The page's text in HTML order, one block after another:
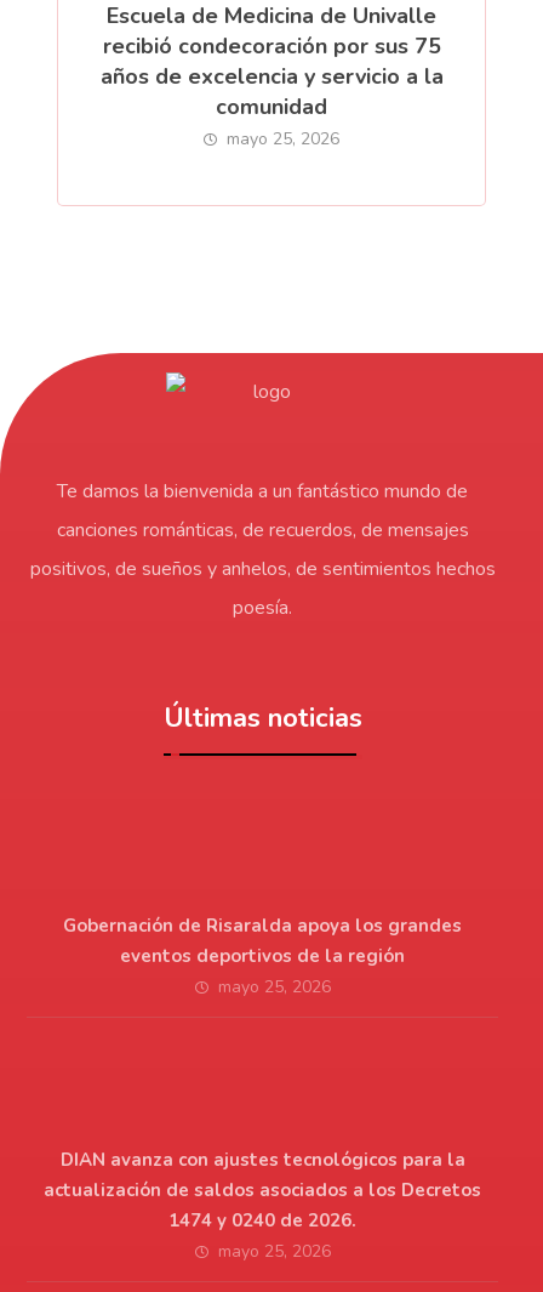
Escuela de Medicina de Univalle
recibió condecoración por sus 75
años de excelencia y servicio a la
comunidad
mayo 25, 2026
Te damos la bienvenida a un fantástico mundo de
canciones románticas, de recuerdos, de mensajes
positivos, de sueños y anhelos, de sentimientos hechos
poesía.
Últimas noticias
Gobernación de Risaralda apoya los grandes
eventos deportivos de la región
mayo 25, 2026
DIAN avanza con ajustes tecnológicos para la
actualización de saldos asociados a los Decretos
1474 y 0240 de 2026.
mayo 25, 2026